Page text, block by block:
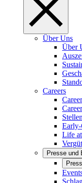
Über Uns
Über
Careers
Early-
Life
Presse und